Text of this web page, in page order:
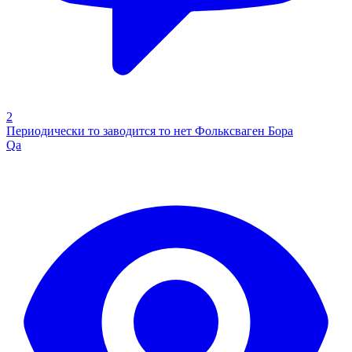
2
Периодически то заводится то нет Фольксваген Бора
Qa